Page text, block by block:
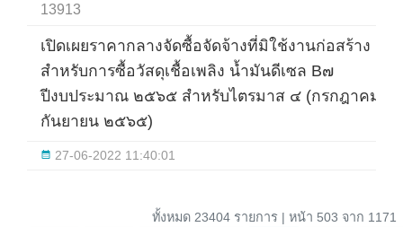
13913
เปิดเผยราคากลางจัดซื้อจัดจ้างที่มิใช้งานก่อสร้าง
สำหรับการซื้อวัสดุเชื้อเพลิง น้ำมันดีเซล B๗
ปีงบประมาณ ๒๕๖๕ สำหรับไตรมาส ๔ (กรกฎาคม-
กันยายน ๒๕๖๕)
27-06-2022 11:40:01
ทั้งหมด 23404 รายการ | หน้า 503 จาก 1171